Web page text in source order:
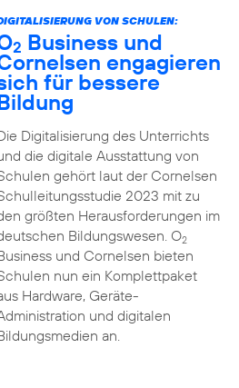
VON SCHULEN:
2 Business und
engagieren
für bessere
Digitalisierung des Unterrichts
die digitale Ausstattung von
gehört laut der Cornelsen
2023 mit zu
größten Herausforderungen im
Bildungswesen. O2
und Cornelsen bieten
nun ein Komplettpaket
Hardware, Geräte-
und digitalen
an.